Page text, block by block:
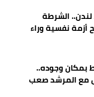
لندن.. الشرطة
أزمة نفسية وراء
وجوده..
مع المرشد صعب